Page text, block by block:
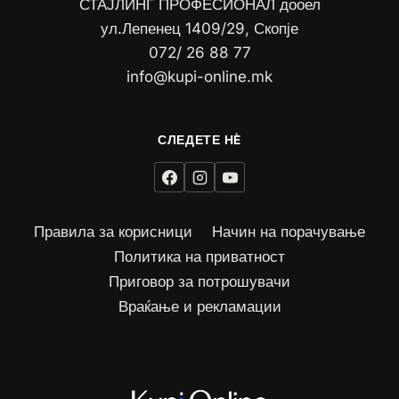
СТАЈЛИНГ ПРОФЕСИОНАЛ дооел
ул.Лепенец 1409/29, Скопје
072/ 26 88 77
info@kupi-online.mk
Правила за корисници
Начин на порачување
Политика на приватност
Приговор за потрошувачи
Враќање и рекламации